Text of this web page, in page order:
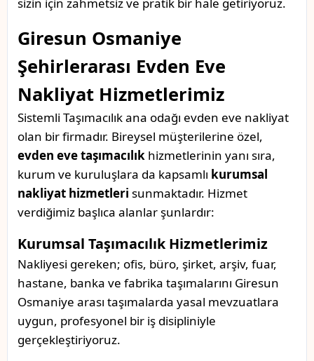
sizin için zahmetsiz ve pratik bir hale getiriyoruz.
Giresun Osmaniye
Şehirlerarası Evden Eve
Nakliyat Hizmetlerimiz
Sistemli Taşımacılık ana odağı evden eve nakliyat
olan bir firmadır. Bireysel müşterilerine özel,
evden eve taşımacılık hizmetlerinin yanı sıra,
kurum ve kuruluşlara da kapsamlı kurumsal
nakliyat hizmetleri sunmaktadır. Hizmet
verdiğimiz başlıca alanlar şunlardır:
Kurumsal Taşımacılık Hizmetlerimiz
Nakliyesi gereken; ofis, büro, şirket, arşiv, fuar,
hastane, banka ve fabrika taşımalarını Giresun
Osmaniye arası taşımalarda yasal mevzuatlara
uygun, profesyonel bir iş disipliniyle
gerçekleştiriyoruz.